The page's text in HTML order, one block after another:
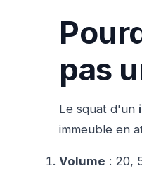
pas
Le squat d'un
immeuble en
Volume : 20,